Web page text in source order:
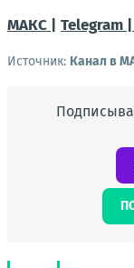
МАКС |
Telegram |
Источник: Канал в